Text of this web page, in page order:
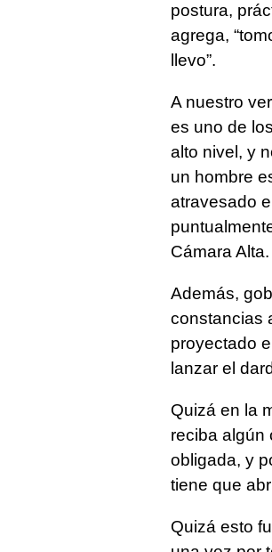
postura,
agrega,
llevo”.
A nuestro
es uno de
alto nivel, y
un hombre
atravesado
Cámara Alta.
Además,
constancias
proyectado
lanzar el
Quizá en la
reciba algún
obligada, y
tiene que
Quizá esto